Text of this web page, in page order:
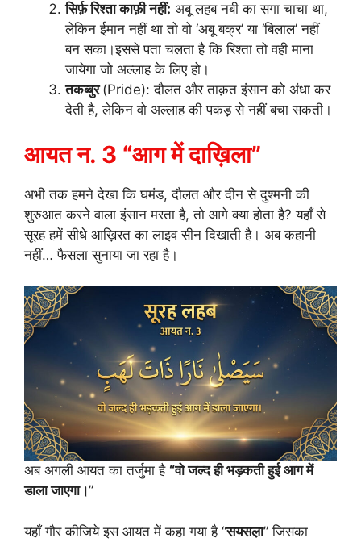
सिर्फ़ रिश्ता काफ़ी नहीं: अबू लहब नबी का सगा चाचा था,
लेकिन ईमान नहीं था तो वो ‘अबू बक्र’ या ‘बिलाल’ नहीं
बन सका।इससे पता चलता है कि रिश्ता तो वही माना
जायेगा जो अल्लाह के लिए हो।
तकब्बुर(Pride): दौलत और ताक़त इंसान को अंधा कर
देती है, लेकिन वो अल्लाह की पकड़ से नहीं बचा सकती।
आयत न. 3 “आग में दाख़िला”
अभी तक हमने देखा कि घमंड, दौलत और दीन से दुश्मनी की
शुरुआत करने वाला इंसान मरता है, तो आगे क्या होता है? यहाँ से
सूरह हमें सीधे आख़िरत का लाइव सीन दिखाती है। अब कहानी
नहीं… फैसला सुनाया जा रहा है।
अब अगली आयत का तर्जुमा है “वो जल्द ही भड़कती हुई आग में
डाला जाएगा।”
यहाँ गौर कीजिये इस आयत में कहा गया है “सयसल़ा” जिसका